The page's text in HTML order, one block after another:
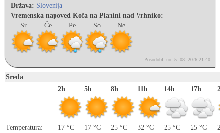
Država: Slovenija
Vremenska napoved Koča na Planini nad Vrhniko:
Sr
Če Pe So Ne
Posodobljeno: 5. 08. 2026 21:40
Sreda
2h
Temperatura:
17 °C
5h
17 °C
8h
25 °C
11h
32 °C
14h
25 °C
17h
25 °C